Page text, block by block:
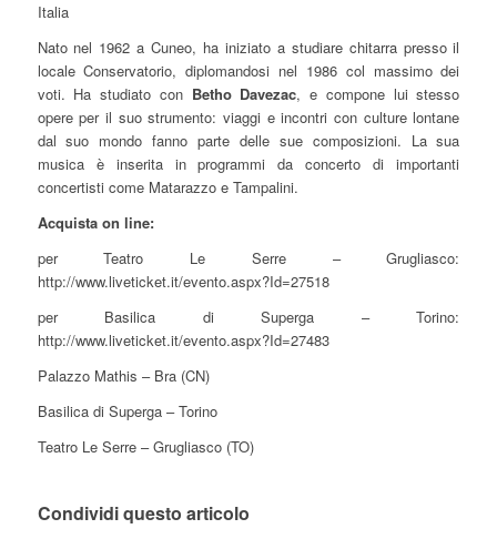
Italia
Nato nel 1962 a Cuneo, ha iniziato a studiare chitarra presso il
locale Conservatorio, diplomandosi nel 1986 col massimo dei
voti. Ha studiato con Betho Davezac, e compone lui stesso
opere per il suo strumento: viaggi e incontri con culture lontane
dal suo mondo fanno parte delle sue composizioni. La sua
musica è inserita in programmi da concerto di importanti
concertisti come Matarazzo e Tampalini.
Acquista on line:
per Teatro Le Serre – Grugliasco:
http://www.liveticket.it/evento.aspx?Id=27518
per Basilica di Superga – Torino:
http://www.liveticket.it/evento.aspx?Id=27483
Palazzo Mathis – Bra (CN)
Basilica di Superga – Torino
Teatro Le Serre – Grugliasco (TO)
Condividi questo articolo